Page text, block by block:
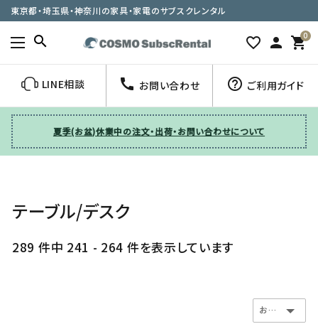
東京都・埼玉県・神奈川の家具・家電のサブスクレンタル
search favorite_border person 0
shopping_cart
LINE相談 call お問い合わせ help_outline ご利用ガイド
夏季(お盆)休業中の注文・出荷・お問い合わせについて
テーブル/デスク
289 件中 241 - 264 件を表示しています